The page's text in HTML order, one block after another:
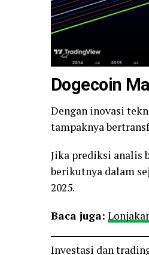
Dogecoin
Dengan inovasi
tampaknya
Jika prediksi analis
berikutnya dalam
2025.
Baca juga:
Investasi dan